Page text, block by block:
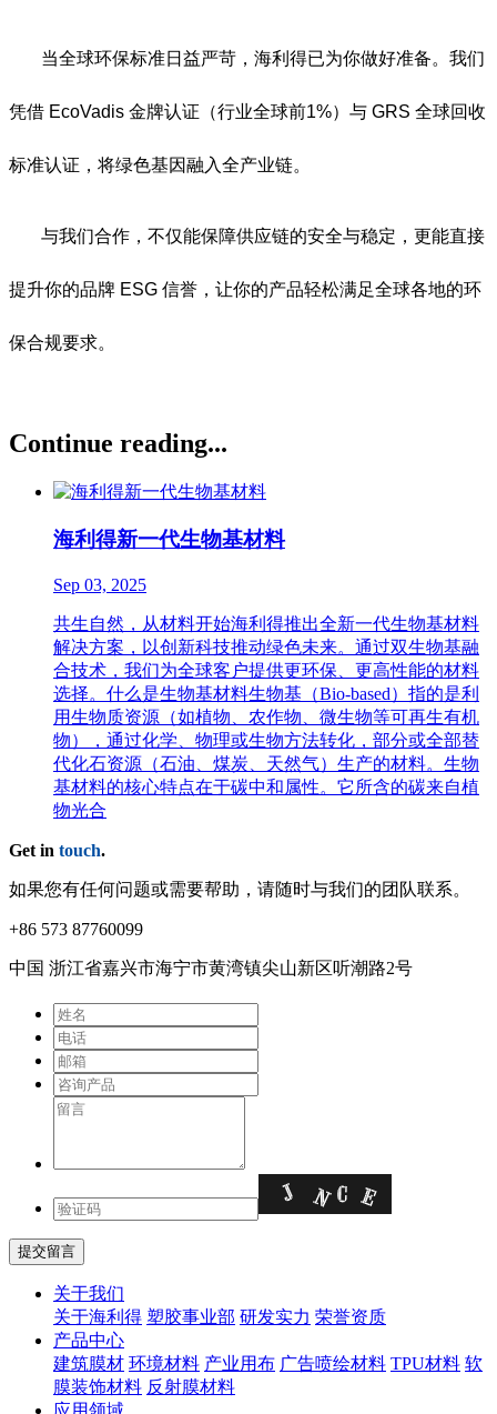
当全球环保标准日益严苛，海利得已为你做好准备。我们
凭借 EcoVadis 金牌认证（行业全球前1%）与 GRS 全球回收
标准认证，将绿色基因融入全产业链。
与我们合作，不仅能保障供应链的安全与稳定，更能直接
提升你的品牌 ESG 信誉，让你的产品轻松满足全球各地的环
保合规要求。
Continue reading...
海利得新一代生物基材料
Sep 03, 2025
共生自然，从材料开始海利得推出全新一代生物基材料
解决方案，以创新科技推动绿色未来。通过双生物基融
合技术，我们为全球客户提供更环保、更高性能的材料
选择。什么是生物基材料生物基（Bio-based）指的是利
用生物质资源（如植物、农作物、微生物等可再生有机
物），通过化学、物理或生物方法转化，部分或全部替
代化石资源（石油、煤炭、天然气）生产的材料。生物
基材料的核心特点在于碳中和属性。它所含的碳来自植
物光合
Get in touch.
如果您有任何问题或需要帮助，请随时与我们的团队联系。
+86 573 87760099
中国 浙江省嘉兴市海宁市⻩湾镇尖⼭新区听潮路2号
关于我们
关于海利得 塑胶事业部 研发实力 荣誉资质
产品中心
建筑膜材 环境材料 产业用布 广告喷绘材料 TPU材料 软
膜装饰材料 反射膜材料
应用领域